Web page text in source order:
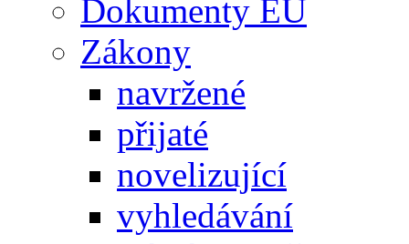
Dokumenty EU
Zákony
navržené
přijaté
novelizující
vyhledávání